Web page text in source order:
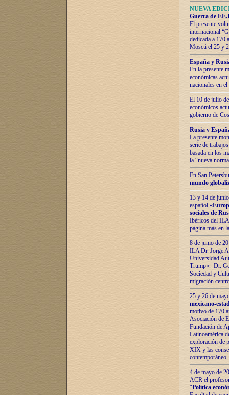
NUEVA
Guerra de
El presente
internacional
dedicada a 170
Moscú el 25 y
España y
En la presente
económicas
nacionales en
El 10 de julio
económicos
gobierno de
Rusia y
La presente
serie de
basada en los
la “nueva
En San
mundo
13 y 14 de
español «
sociales de
Ibéricos del ILA
página más en
8 de junio de
ILA Dr. Jorge
Universidad
Trump». Dr.
Sociedad y
migración
25 y 26 de
mexicano-
motivo de 170
Asociación de
Fundación de
Latinoamérica
exploración de
XIX y las
contemporáneo
4 de mayo de
ACR el
“Política